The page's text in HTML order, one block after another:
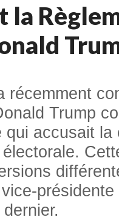
la
récemment
Trump
qui accusait
électorale.
présidente